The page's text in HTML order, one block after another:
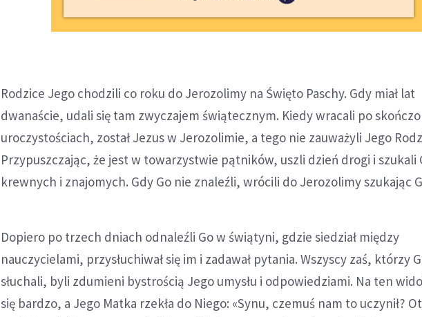
Rodzice Jego chodzili co roku do Jerozolimy na Święto Paschy. Gdy miał lat
dwanaście, udali się tam zwyczajem świątecznym. Kiedy wracali po
uroczystościach, został Jezus w Jerozolimie, a tego nie zauważyli Jego
Przypuszczając, że jest w towarzystwie pątników, uszli dzień drogi i szukali
krewnych i znajomych. Gdy Go nie znaleźli, wrócili do Jerozolimy szukając
Dopiero po trzech dniach odnaleźli Go w świątyni, gdzie siedział między
nauczycielami, przysłuchiwał się im i zadawał pytania. Wszyscy zaś, którzy
słuchali, byli zdumieni bystrością Jego umysłu i odpowiedziami. Na ten
się bardzo, a Jego Matka rzekła do Niego: «Synu, czemuś nam to uczynił?